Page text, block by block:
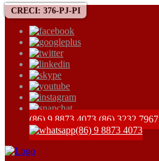
CRECI: 376-PJ-PI
(86) 9 8873 4073 (86) 3232 7967
(86) 9 8873 4073